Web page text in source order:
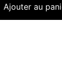
Ajouter au